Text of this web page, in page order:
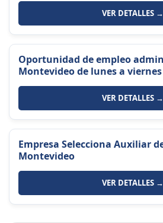
VER DETALLES →
Oportunidad de empleo
Montevideo de lunes a
VER DETALLES →
Empresa Selecciona Auxiliar
Montevideo
VER DETALLES →